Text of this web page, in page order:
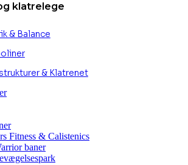
klatrelege
& Balance
& Klatrenet
Fitness & Calistenics
baner